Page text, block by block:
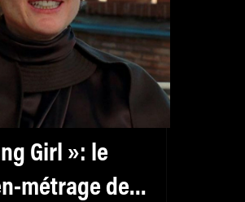
Girl »: le
métrage de